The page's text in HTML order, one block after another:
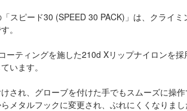
スピード30 (SPEED 30 PACK)」は、クライ
。
ティングを施した210d Xリップナイロンを採
います。
され、グローブを付けた手でもスムーズに操作
メタルフックに変更され、ぶれにくくなりまし